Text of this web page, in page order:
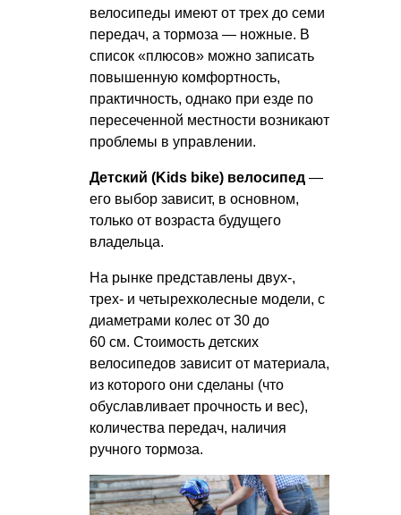
велосипеды имеют от трех до семи
передач, а тормоза — ножные. В
список «плюсов» можно записать
повышенную комфортность,
практичность, однако при езде по
пересеченной местности возникают
проблемы в управлении.
Детский (Kids bike) велосипед —
его выбор зависит, в основном,
только от возраста будущего
владельца.
На рынке представлены двух-,
трех- и четырехколесные модели, с
диаметрами колес от 30 до
60 см. Стоимость детских
велосипедов зависит от материала,
из которого они сделаны (что
обуславливает прочность и вес),
количества передач, наличия
ручного тормоза.